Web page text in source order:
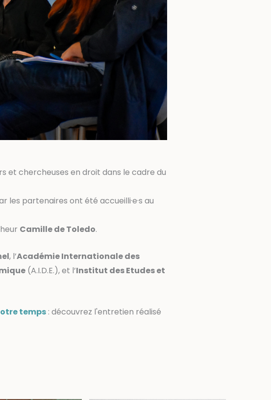
et chercheuses en droit dans le cadre du
partenaires ont été accueilli·e·s au
Camille de Toledo.
, l’Académie Internationale des
(A.I.D.E.), et l’Institut des Etudes et
temps : découvrez l'entretien réalisé